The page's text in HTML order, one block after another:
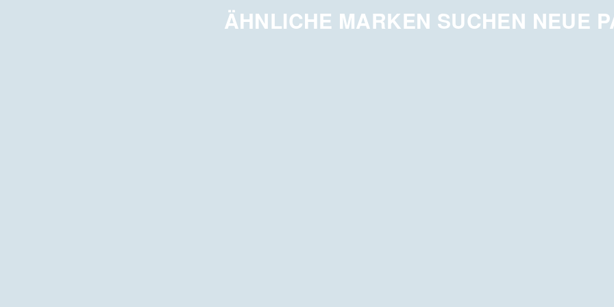
ÄHNLICHE MARKEN SUCHEN NEUE